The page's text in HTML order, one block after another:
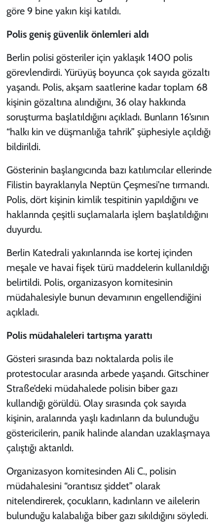
göre 9 bine yakın kişi katıldı.
Polis geniş güvenlik önlemleri aldı
Berlin polisi gösteriler için yaklaşık 1400 polis
görevlendirdi. Yürüyüş boyunca çok sayıda gözaltı
yaşandı. Polis, akşam saatlerine kadar toplam 68
kişinin gözaltına alındığını, 36 olay hakkında
soruşturma başlatıldığını açıkladı. Bunların 16’sının
“halkı kin ve düşmanlığa tahrik” şüphesiyle açıldığı
bildirildi.
Gösterinin başlangıcında bazı katılımcılar ellerinde
Filistin bayraklarıyla Neptün Çeşmesi’ne tırmandı.
Polis, dört kişinin kimlik tespitinin yapıldığını ve
haklarında çeşitli suçlamalarla işlem başlatıldığını
duyurdu.
Berlin Katedrali yakınlarında ise kortej içinden
meşale ve havai fişek türü maddelerin kullanıldığı
belirtildi. Polis, organizasyon komitesinin
müdahalesiyle bunun devamının engellendiğini
açıkladı.
Polis müdahaleleri tartışma yarattı
Gösteri sırasında bazı noktalarda polis ile
protestocular arasında arbede yaşandı. Gitschiner
Straße’deki müdahalede polisin biber gazı
kullandığı görüldü. Olay sırasında çok sayıda
kişinin, aralarında yaşlı kadınların da bulunduğu
göstericilerin, panik halinde alandan uzaklaşmaya
çalıştığı aktarıldı.
Organizasyon komitesinden Ali C., polisin
müdahalesini “orantısız şiddet” olarak
nitelendirerek, çocukların, kadınların ve ailelerin
bulunduğu kalabalığa biber gazı sıkıldığını söyledi.